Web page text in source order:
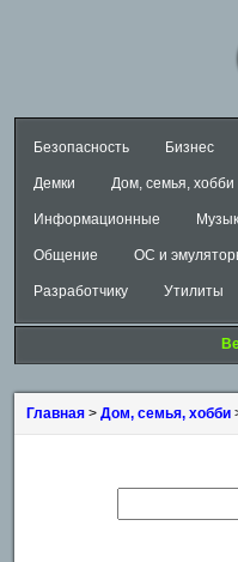
Безопасность Бизнес
Демки Дом, семья, хобби
Информационные
Общение ОС и
Разработчику Утилиты
Главная > Дом, семья, хобби